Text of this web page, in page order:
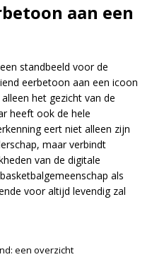
aan een
standbeeld voor de
eerbetoon aan een icoon
het gezicht van de
heeft ook de hele
eert niet alleen zijn
maar verbindt
van de digitale
als
voor altijd levendig zal
een overzicht